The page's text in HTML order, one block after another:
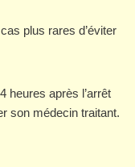
plus rares d’éviter
heures après l’arrêt
son médecin traitant.